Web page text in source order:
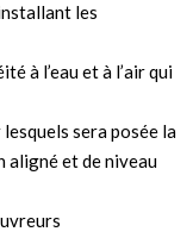
les
à l’eau et à l’air qui
sera posée la
aligné et de niveau